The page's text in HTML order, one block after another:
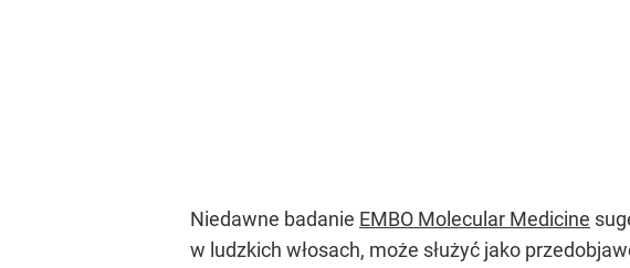
Niedawne badanie EMBO Molecular Medicine
w ludzkich włosach, może służyć jako